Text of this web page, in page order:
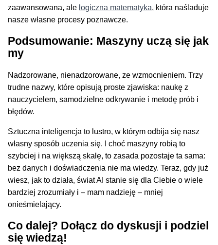
zaawansowana, ale logiczna matematyka, która naśladuje
nasze własne procesy poznawcze.
Podsumowanie: Maszyny uczą się jak
my
Nadzorowane, nienadzorowane, ze wzmocnieniem. Trzy
trudne nazwy, które opisują proste zjawiska: naukę z
nauczycielem, samodzielne odkrywanie i metodę prób i
błędów.
Sztuczna inteligencja to lustro, w którym odbija się nasz
własny sposób uczenia się. I choć maszyny robią to
szybciej i na większą skalę, to zasada pozostaje ta sama:
bez danych i doświadczenia nie ma wiedzy. Teraz, gdy już
wiesz, jak to działa, świat AI stanie się dla Ciebie o wiele
bardziej zrozumiały i – mam nadzieję – mniej
onieśmielający.
Co dalej? Dołącz do dyskusji i podziel
się wiedzą!